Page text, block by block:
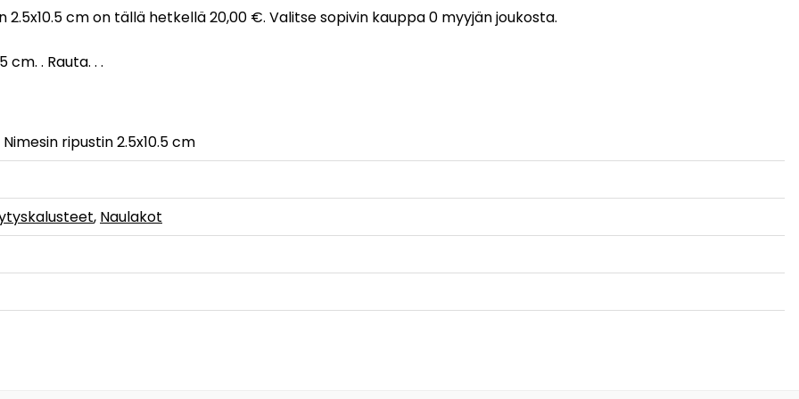
cm on tällä hetkellä 20,00 €. Valitse sopivin kauppa 0 myyjän joukosta.
cm. . Rauta. . .
ripustin 2.5x10.5 cm
, Naulakot